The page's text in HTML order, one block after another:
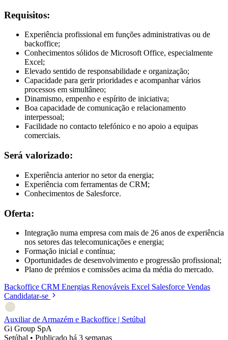
Requisitos:
Experiência profissional em funções administrativas ou de
backoffice;
Conhecimentos sólidos de Microsoft Office, especialmente
Excel;
Elevado sentido de responsabilidade e organização;
Capacidade para gerir prioridades e acompanhar vários
processos em simultâneo;
Dinamismo, empenho e espírito de iniciativa;
Boa capacidade de comunicação e relacionamento
interpessoal;
Facilidade no contacto telefónico e no apoio a equipas
comerciais.
Será valorizado:
Experiência anterior no setor da energia;
Experiência com ferramentas de CRM;
Conhecimentos de Salesforce.
Oferta:
Integração numa empresa com mais de 26 anos de experiência
nos setores das telecomunicações e energia;
Formação inicial e contínua;
Oportunidades de desenvolvimento e progressão profissional;
Plano de prémios e comissões acima da média do mercado.
Backoffice CRM Energias Renováveis Excel Salesforce Vendas
Candidatar-se
Auxiliar de Armazém e Backoffice | Setúbal
Gi Group SpA
Setúbal • Publicado há 3 semanas